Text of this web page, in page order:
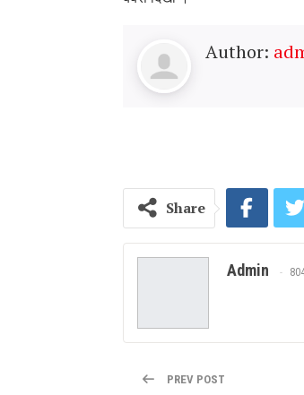
Author:
Share
Admin
PREV POST